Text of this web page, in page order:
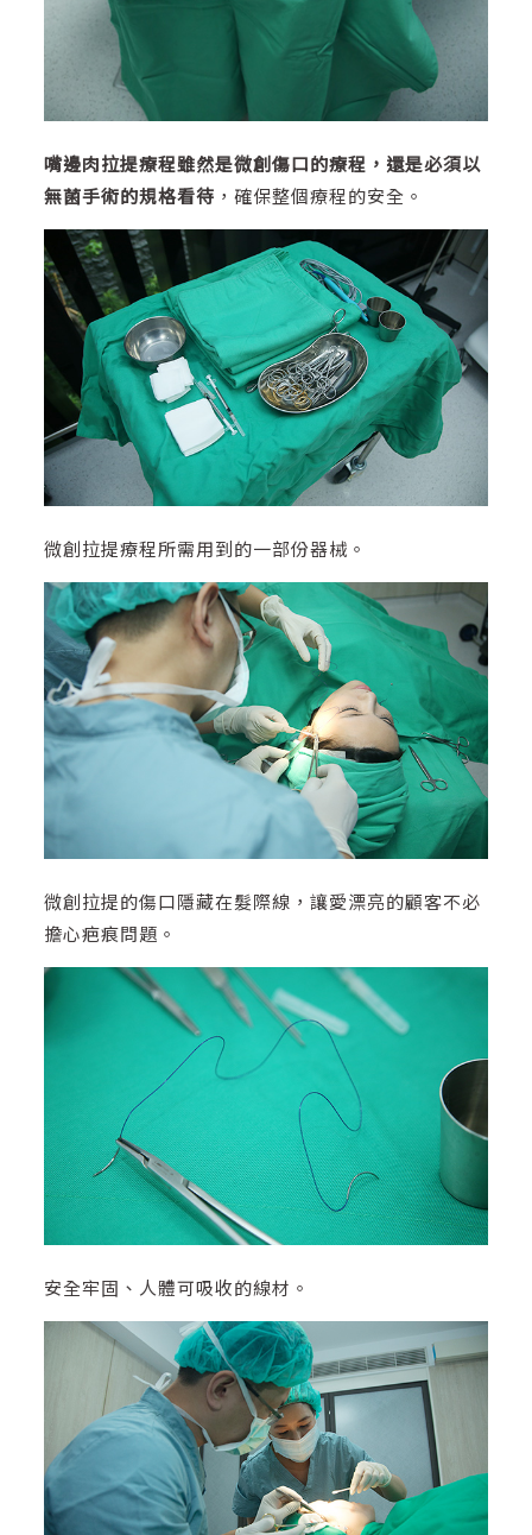
嘴邊肉拉提療程雖然是微創傷口的療程，還是必須以
無菌手術的規格看待 ，確保整個療程的安全。
微創拉提療程所需用到的一部份器械。
微創拉提的傷口隱藏在髮際線，讓愛漂亮的顧客不必
擔心疤痕問題。
安全牢固、人體可吸收的線材。